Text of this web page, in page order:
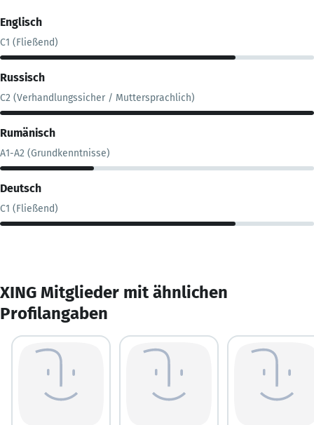
Englisch
C1 (Fließend)
Russisch
C2 (Verhandlungssicher / Muttersprachlich)
Rumänisch
A1-A2 (Grundkenntnisse)
Deutsch
C1 (Fließend)
XING Mitglieder mit ähnlichen
Profilangaben